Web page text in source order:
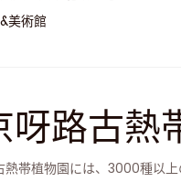
美術館
呀路古熱
熱帯植物園には、3000種以